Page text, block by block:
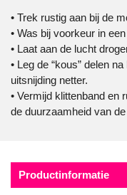
• Trek rustig aan bij de
• Was bij voorkeur in
• Laat aan de lucht
• Leg de “kous” delen
uitsnijding netter.
• Vermijd klittenband en
de duurzaamheid van
Productinformatie